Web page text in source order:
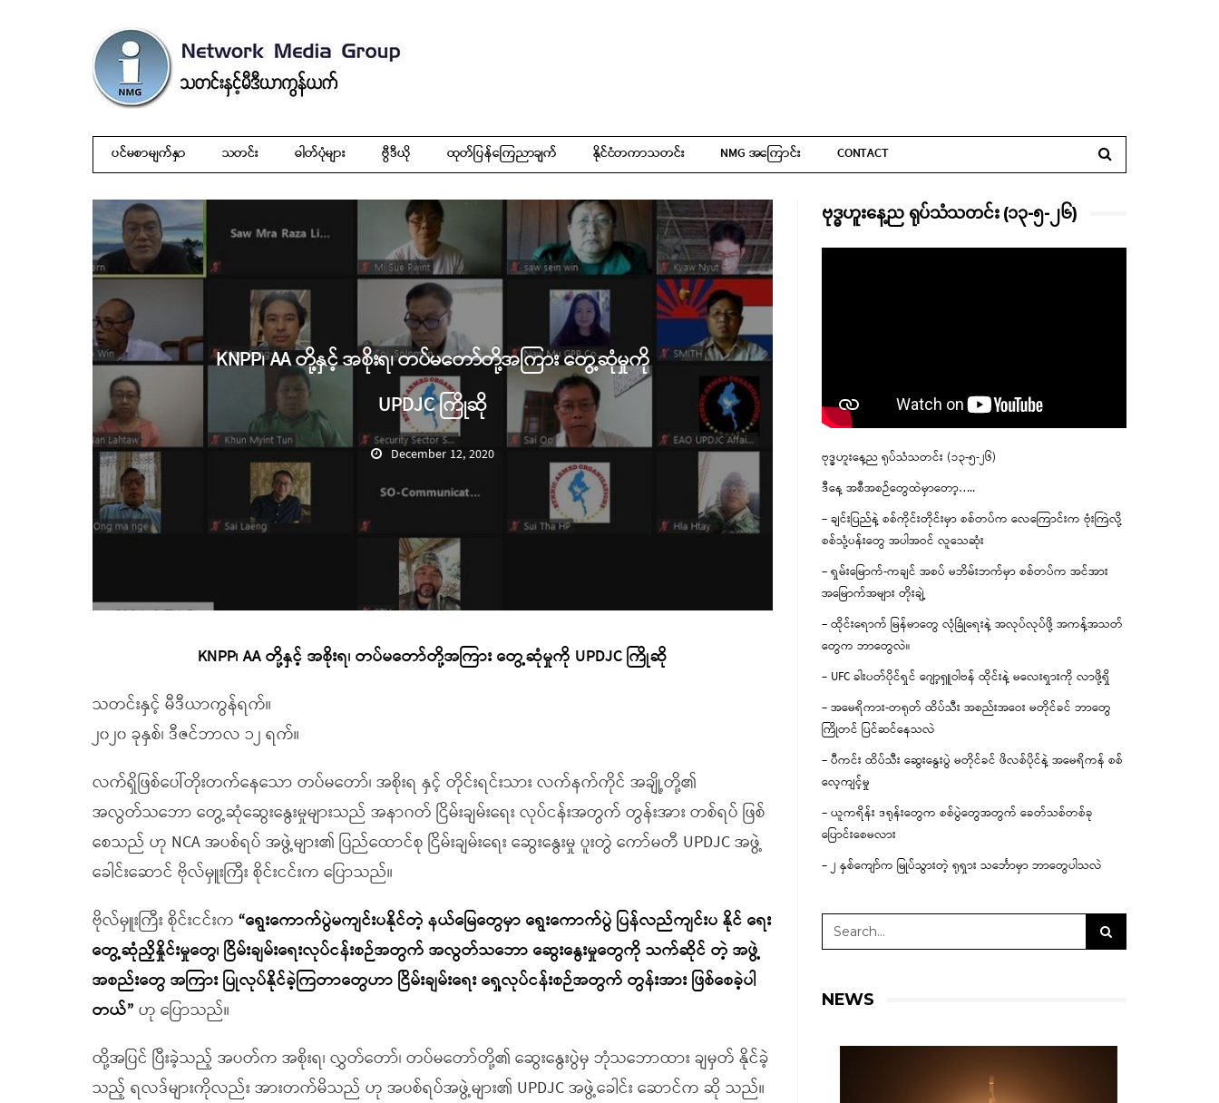
ပင်မစာမျက်နှာ သတင်း ဓါတ်ပုံများ ဗွီဒီယို ထုတ်ပြန်ကြေညာချက် နိုင်ငံတကာသတင်း NMG အကြောင်း CONTACT
KNPP၊ AA တို့နှင့် အစိုးရ၊ တပ်မတော်တို့အကြား တွေ့ဆုံမှုကို
UPDJC ကြိုဆို
December 12, 2020
KNPP၊ AA တို့နှင့် အစိုးရ၊ တပ်မတော်တို့အကြား တွေ့ဆုံမှုကို UPDJC ကြိုဆို
သတင်းနှင့် မီဒီယာကွန်ရက်။
၂၀၂၀ ခုနှစ်၊ ဒီဇင်ဘာလ ၁၂ ရက်။
လက်ရှိဖြစ်ပေါ်တိုးတက်နေသော တပ်မတော်၊ အစိုးရ နှင့် တိုင်းရင်းသား လက်နက်ကိုင် အချို့တို့၏
အလွတ်သဘော တွေ့ဆုံဆွေးနွေးမှုများသည် အနာဂတ် ငြိမ်းချမ်းရေး လုပ်ငန်းအတွက် တွန်းအား တစ်ရပ် ဖြစ်
စေသည် ဟု NCA အပစ်ရပ် အဖွဲ့များ၏ ပြည်ထောင်စု ငြိမ်းချမ်းရေး ဆွေးနွေးမှု ပူးတွဲ ကော်မတီ UPDJC အဖွဲ့
ခေါင်းဆောင် ဗိုလ်မှူးကြီး စိုင်းငင်းက ပြောသည်။
ဗိုလ်မှူးကြီး စိုင်းငင်းက “ရွေးကောက်ပွဲမကျင်းပနိုင်တဲ့ နယ်မြေတွေမှာ ရွေးကောက်ပွဲ ပြန်လည်ကျင်းပ နိုင် ရေး
တွေ့ဆုံညှိနှိုင်းမှုတွေ၊ ငြိမ်းချမ်းရေးလုပ်ငန်းစဉ်အတွက် အလွတ်သဘော ဆွေးနွေးမှုတွေကို သက်ဆိုင် တဲ့ အဖွဲ့
အစည်းတွေ အကြား ပြုလုပ်နိုင်ခဲ့ကြတာတွေဟာ ငြိမ်းချမ်းရေး ရှေ့လုပ်ငန်းစဉ်အတွက် တွန်းအား ဖြစ်စေခဲ့ပါ
တယ်” ဟု ပြောသည်။
ထို့အပြင် ပြီးခဲ့သည့် အပတ်က အစိုးရ၊ လွှတ်တော်၊ တပ်မတော်တို့၏ ဆွေးနွေးပွဲမှ ဘုံသဘောထား ချမှတ် နိုင်ခဲ့
သည့် ရလဒ်များကိုလည်း အားတက်မိသည် ဟု အပစ်ရပ်အဖွဲ့များ၏ UPDJC အဖွဲ့ခေါင်း ဆောင်က ဆို သည်။
ဗုဒ္ဓဟူးနေ့ည ရုပ်သံသတင်း (၁၃-၅-၂၆)
ဗုဒ္ဓဟူးနေ့ည ရုပ်သံသတင်း (၁၃-၅-၂၆)
ဒီနေ့ အစီအစဉ်တွေထဲမှာတော့…..
– ချင်းပြည်နဲ့ စစ်ကိုင်းတိုင်းမှာ စစ်တပ်က လေကြောင်းက ဗုံးကြဲလို့
စစ်သုံ့ပန်းတွေ အပါအဝင် လူသေဆုံး
– ရှမ်းမြောက်-ကချင် အစပ် မဘိမ်းဘက်မှာ စစ်တပ်က အင်အား
အမြောက်အများ တိုးချဲ့
– ထိုင်းရောက် မြန်မာတွေ လုံခြုံရေးနဲ့ အလုပ်လုပ်ဖို့ အကန့်အသတ်
တွေက ဘာတွေလဲ။
– UFC ခါးပတ်ပိုင်ရှင် ဂျော့ရှူဝါဗန် ထိုင်းနဲ့ မလေးရှားကို လာဖို့ရှိ
– အမေရိကား-တရုတ် ထိပ်သီး အစည်းအဝေး မတိုင်ခင် ဘာတွေ
ကြိုတင် ပြင်ဆင်နေသလဲ
– ပီကင်း ထိပ်သီး ဆွေးနွေးပွဲ မတိုင်ခင် ဖိလစ်ပိုင်နဲ့ အမေရိကန် စစ်
လေ့ကျင့်မှု
– ယူကရိန်း ဒရုန်းတွေက စစ်ပွဲတွေအတွက် ခေတ်သစ်တစ်ခု
ပြောင်းစေမလား
– ၂ နှစ်ကျော်က မြုပ်သွားတဲ့ ရုရှား သင်္ဘောမှာ ဘာတွေပါသလဲ
NEWS